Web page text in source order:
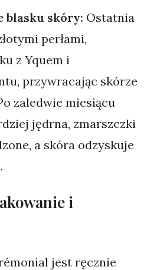
blasku skóry: Ostatnia
perłami,
z Yquem i
przywracając skórze
zaledwie miesiącu
jędrna, zmarszczki
a skóra odzyskuje
i
jest ręcznie